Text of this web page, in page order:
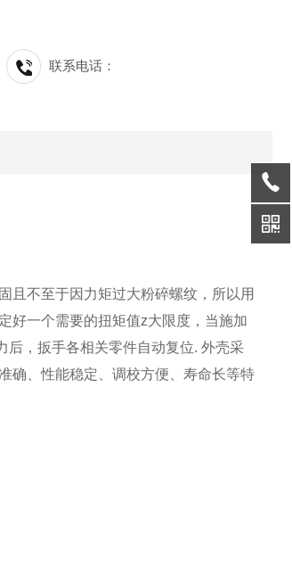
联系电话：
且不至于因力矩过大粉碎螺纹，所以用
好一个需要的扭矩值z大限度，当施加
后，扳手各相关零件自动复位. 外壳采
确、性能稳定、调校方便、寿命长等特